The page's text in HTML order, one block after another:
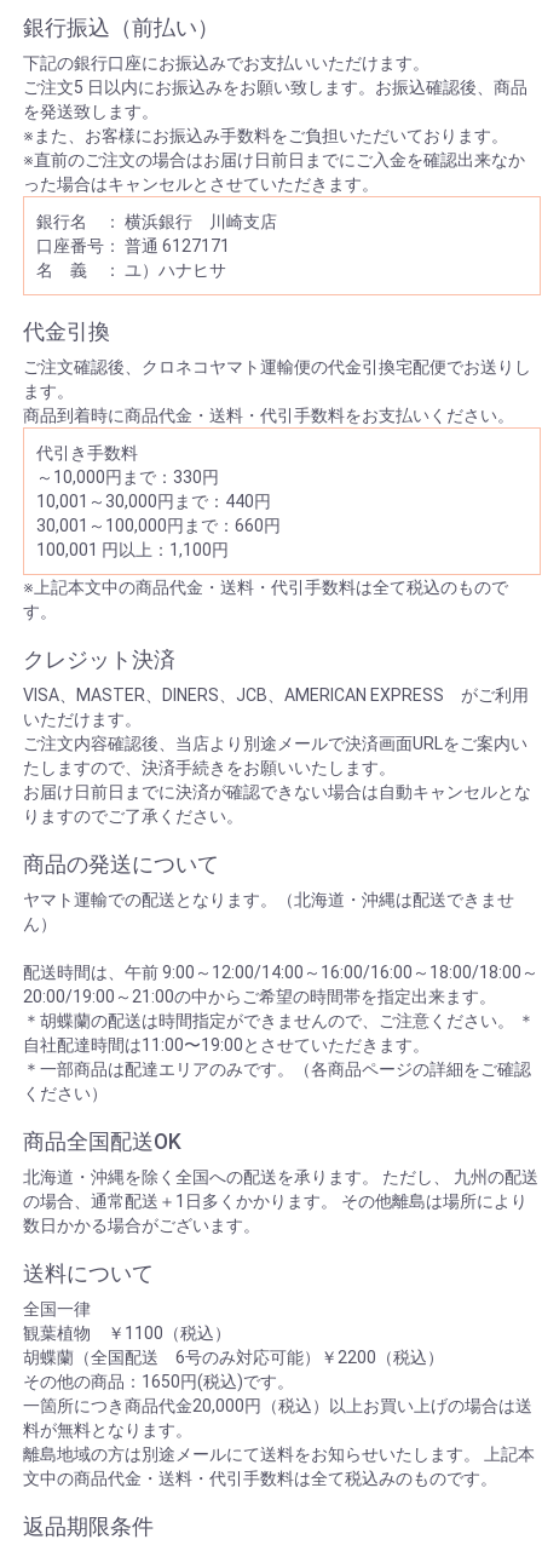
銀行振込（前払い）
下記の銀行口座にお振込みでお支払いいただけます。
ご注文5 日以内にお振込みをお願い致します。お振込確認後、商品
を発送致します。
※また、お客様にお振込み手数料をご負担いただいております。
※直前のご注文の場合はお届け日前日までにご入金を確認出来なか
った場合はキャンセルとさせていただきます。
銀行名 ： 横浜銀行 川崎支店
口座番号： 普通 6127171
名 義 ： ユ）ハナヒサ
代金引換
ご注文確認後、クロネコヤマト運輸便の代金引換宅配便でお送りし
ます。
商品到着時に商品代金・送料・代引手数料をお支払いください。
代引き手数料
～10,000円まで：330円
10,001～30,000円まで：440円
30,001～100,000円まで：660円
100,001 円以上：1,100円
※上記本文中の商品代金・送料・代引手数料は全て税込のもので
す。
クレジット決済
VISA、MASTER、DINERS、JCB、AMERICAN EXPRESS がご利用
いただけます。
ご注文内容確認後、当店より別途メールで決済画面URLをご案内い
たしますので、決済手続きをお願いいたします。
お届け日前日までに決済が確認できない場合は自動キャンセルとな
りますのでご了承ください。
商品の発送について
ヤマト運輸での配送となります。（北海道・沖縄は配送できませ
ん）
配送時間は、午前 9:00～12:00/14:00～16:00/16:00～18:00/18:00～
20:00/19:00～21:00の中からご希望の時間帯を指定出来ます。
＊胡蝶蘭の配送は時間指定ができませんので、ご注意ください。 ＊
自社配達時間は11:00〜19:00とさせていただきます。
＊一部商品は配達エリアのみです。（各商品ページの詳細をご確認
ください）
商品全国配送OK
北海道・沖縄を除く全国への配送を承ります。 ただし、 九州の配送
の場合、通常配送＋1日多くかかります。 その他離島は場所により
数日かかる場合がございます。
送料について
全国一律
観葉植物 ￥1100（税込）
胡蝶蘭（全国配送 6号のみ対応可能）￥2200（税込）
その他の商品：1650円(税込)です。
一箇所につき商品代金20,000円（税込）以上お買い上げの場合は送
料が無料となります。
離島地域の方は別途メールにて送料をお知らせいたします。 上記本
文中の商品代金・送料・代引手数料は全て税込みのものです。
返品期限条件